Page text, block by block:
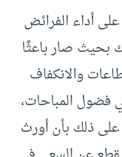
أداء الفرائض
بحيث صار باعثًا
والانكفاف
فضول المباحات،
ذلك بأن أورث